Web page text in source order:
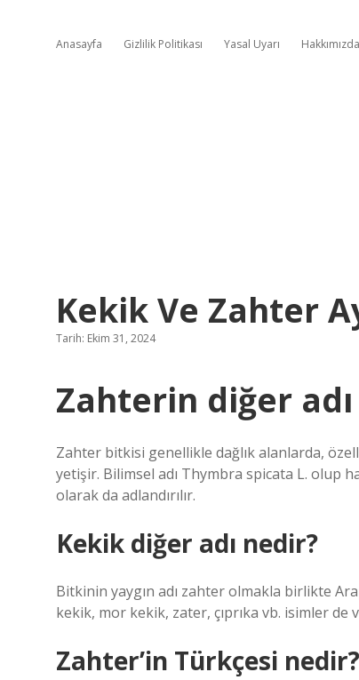
Anasayfa Gizlilik Politikası Yasal Uyarı Hakkımızda
Kekik Ve Zahter
Tarih: Ekim 31, 2024
Zahterin diğer
Zahter bitkisi genellikle dağlık alanlarda,
yetişir. Bilimsel adı Thymbra spicata L. olup
olarak da adlandırılır.
Kekik diğer adı nedir?
Bitkinin yaygın adı zahter olmakla birlikte
kekik, mor kekik, zater, çıprıka vb. isimler de
Zahter’in Türkçesi nedir?